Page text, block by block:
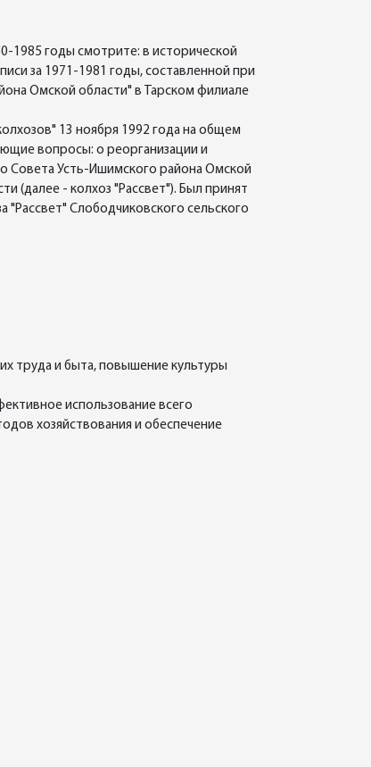
1985 годы смотрите: в исторической
за 1971-1981 годы, составленной при
Омской области" в Тарском филиале
13 ноября 1992 года на общем
вопросы: о реорганизации и
Совета Усть-Ишимского района Омской
(далее - колхоз "Рассвет"). Был принят
"Рассвет" Слободчиковского сельского
труда и быта, повышение культуры
использование всего
хозяйствования и обеспечение